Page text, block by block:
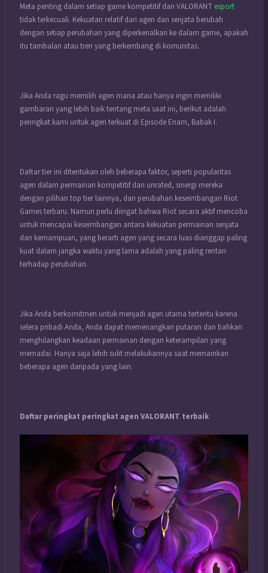
Meta penting dalam setiap game kompetitif dan VALORANT esport
tidak terkecuali. Kekuatan relatif dari agen dan senjata berubah
dengan setiap perubahan yang diperkenalkan ke dalam game, apakah
itu tambalan atau tren yang berkembang di komunitas.
Jika Anda ragu memilih agen mana atau hanya ingin memiliki
gambaran yang lebih baik tentang meta saat ini, berikut adalah
peringkat kami untuk agen terkuat di Episode Enam, Babak I.
Daftar tier ini ditentukan oleh beberapa faktor, seperti popularitas
agen dalam permainan kompetitif dan unrated, sinergi mereka
dengan pilihan top tier lainnya, dan perubahan keseimbangan Riot
Games terbaru. Namun perlu diingat bahwa Riot secara aktif mencoba
untuk mencapai keseimbangan antara kekuatan permainan senjata
dan kemampuan, yang berarti agen yang secara luas dianggap paling
kuat dalam jangka waktu yang lama adalah yang paling rentan
terhadap perubahan.
Jika Anda berkomitmen untuk menjadi agen utama tertentu karena
selera pribadi Anda, Anda dapat memenangkan putaran dan bahkan
menghilangkan keadaan permainan dengan keterampilan yang
memadai. Hanya saja lebih sulit melakukannya saat memainkan
beberapa agen daripada yang lain.
Daftar peringkat peringkat agen VALORANT terbaik